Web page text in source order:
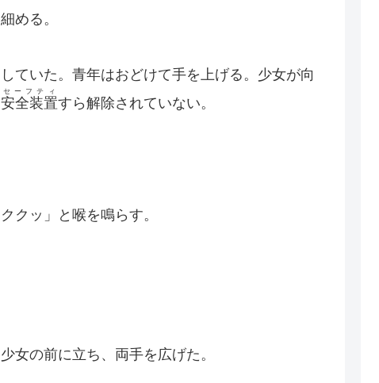
める。
ていた。青年はおどけて手を上げる。少女が向
安全装置
セーフティ
すら解除されていない。
クッ」と喉を鳴らす。
女の前に立ち、両手を広げた。